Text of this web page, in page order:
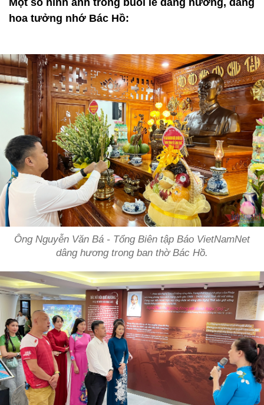
hoa tưởng nhớ Bác Hồ:
Ông Nguyễn Văn Bá - Tổng Biên tập Báo VietNamNet
dâng hương trong ban thờ Bác Hồ.